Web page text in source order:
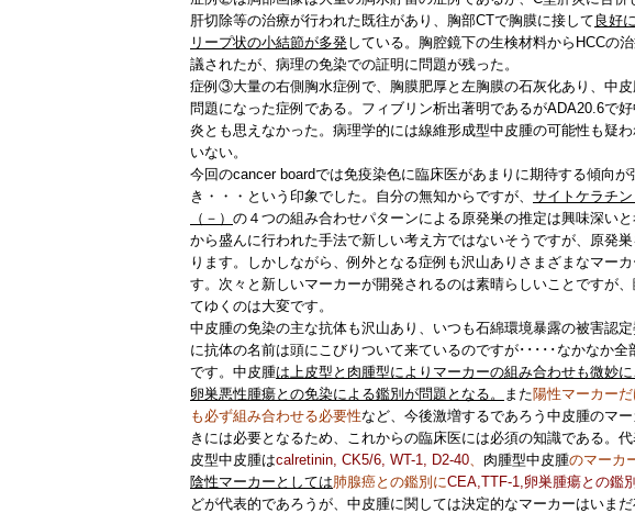
肝切除等の治療が行われた既往があり、胸部CTで胸膜に接して 良好
リープ状の小結節が多発している。胸腔鏡下の生検材料からHCCの
議されたが、病理の免染での証明に問題が残った。
症例③大量の右側胸水症例で、胸膜肥厚と左胸膜の石灰化あり、中
問題になった症例である。フィブリン析出著明であるがADA20.6で
炎とも思えなかった。病理学的には線維形成型中皮腫の可能性も疑
いない。
今回のcancer boardでは免疫染色に臨床医があまりに期待する傾向
き・・・という印象でした。自分の無知からですが、 サイトケラチン
（－） の４つの組み合わせパターンによる原発巣の推定は興味深い
から盛んに行われた手法で新しい考え方ではないそうですが、原発
ります。しかしながら、例外となる症例も沢山ありさまざまなマー
す。次々と新しいマーカーが開発されるのは素晴らしいことですが
てゆくのは大変です。
中皮腫の免染の主な抗体も沢山あり、いつも石綿環境暴露の被害認
に抗体の名前は頭にこびりついて来ているのですが･････なかなか
です。中皮腫は上皮型と肉腫型によりマーカーの組み合わせも微妙に
卵巣悪性腫瘍との免染による鑑別が問題となる。
また陽性マーカー
も必ず組み合わせる必要性など、今後激増するであろう中皮腫のマ
きには必要となるため、これからの臨床医には必須の知識である。
皮型中皮腫はcalretinin, CK5/6, WT-1, D2-40、 肉腫型中皮腫のマーカ
陰性マーカーとしては肺腺癌との鑑別にCEA,TTF-1,卵巣腫瘍との鑑
どが代表的であろうが、中皮腫に関しては決定的なマーカーはいま